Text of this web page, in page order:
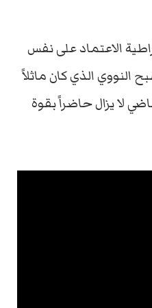
الاعتماد على نفس
النووي الذي كان ماثلاً
لا يزال حاضراً بقوة